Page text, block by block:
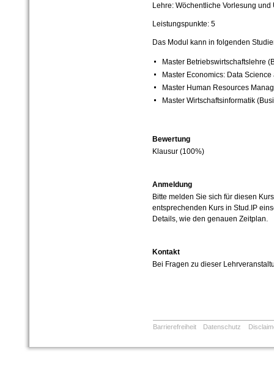
Lehre: Wöchentliche Vorlesung und
Leistungspunkte: 5
Das Modul kann in folgenden
Master Betriebswirtschaftslehre
Master Economics: Data
Master Human Resources
Master Wirtschaftsinformatik
Bewertung
Klausur (100%)
Anmeldung
Bitte melden Sie sich für diesen
entsprechenden Kurs in Stud. IP
Details, wie den genauen Zeitplan.
Kontakt
Bei Fragen zu dieser
Barrierefreiheit Datenschutz